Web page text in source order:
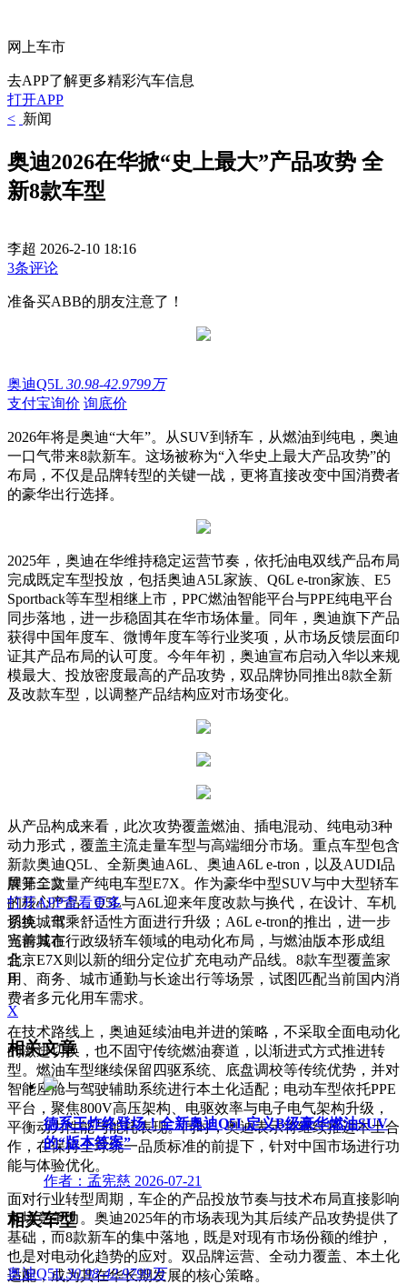
网上车市
去APP了解更多精彩汽车信息
打开APP
< 新闻
奥迪2026在华掀“史上最大”产品攻势 全
新8款车型
李超 2026-2-10 18:16
3条评论
准备买ABB的朋友注意了！
奥迪Q5L 30.98-42.9799万
支付宝询价 询底价
2026年将是奥迪“大年”。从SUV到轿车，从燃油到纯电，奥迪
一口气带来8款新车。这场被称为“入华史上最大产品攻势”的
布局，不仅是品牌转型的关键一战，更将直接改变中国消费者
的豪华出行选择。
2025年，奥迪在华维持稳定运营节奏，依托油电双线产品布局
完成既定车型投放，包括奥迪A5L家族、Q6L e-tron家族、E5
Sportback等车型相继上市，PPC燃油智能平台与PPE纯电平台
同步落地，进一步稳固其在华市场体量。同年，奥迪旗下产品
获得中国年度车、微博年度车等行业奖项，从市场反馈层面印
证其产品布局的认可度。今年年初，奥迪宣布启动入华以来规
模最大、投放密度最高的产品攻势，双品牌协同推出8款全新
及改款车型，以调整产品结构应对市场变化。
从产品构成来看，此次攻势覆盖燃油、插电混动、纯电动3种
动力形式，覆盖主流走量车型与高端细分市场。重点车型包含
新款奥迪Q5L、全新奥迪A6L、奥迪A6L e-tron，以及AUDI品
牌第二款量产纯电车型E7X。作为豪华中型SUV与中大型轿车
的核心产品，Q5L与A6L迎来年度改款与换代，在设计、车机
系统、驾乘舒适性方面进行升级；A6L e-tron的推出，进一步
完善其在行政级轿车领域的电动化布局，与燃油版本形成组
合；E7X则以新的细分定位扩充电动产品线。8款车型覆盖家
用、商务、城市通勤与长途出行等场景，试图匹配当前国内消
费者多元化用车需求。
在技术路线上，奥迪延续油电并进的策略，不采取全面电动化
的激进切换，也不固守传统燃油赛道，以渐进式方式推进转
型。燃油车型继续保留四驱系统、底盘调校等传统优势，并对
智能座舱与驾驶辅助系统进行本土化适配；电动车型依托PPE
平台，聚焦800V高压架构、电驱效率与电子电气架构升级，
平衡动力性能与能耗表现。同时，奥迪表示将继续推进本土合
作，在保持全球统一品质标准的前提下，针对中国市场进行功
能与体验优化。
面对行业转型周期，车企的产品投放节奏与技术布局直接影响
市场竞争力。奥迪2025年的市场表现为其后续产品攻势提供了
基础，而8款新车的集中落地，既是对现有市场份额的维护，
也是对电动化趋势的应对。双品牌运营、全动力覆盖、本土化
适配，成为其在华长期发展的核心策略。
展开全文
打开APP查看更多
切换城市
当前城市
北京
B
X
相关文章
德系王炸终登场！全新奥迪Q5L定义B级豪华燃油SUV
的“版本答案”
作者：孟宪慈 2026-07-21
相关车型
奥迪Q5L 30.98-42.9799万